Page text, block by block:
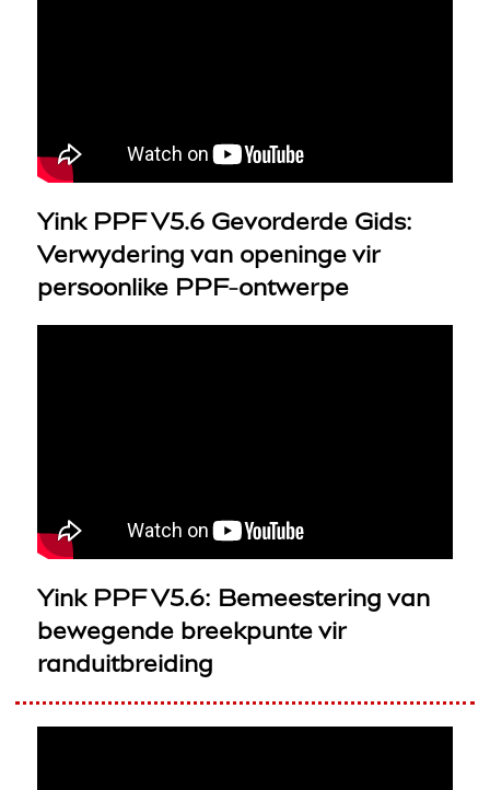
Yink PPF V5.6 Gevorderde Gids:
Verwydering van openinge vir
persoonlike PPF-ontwerpe
Yink PPF V5.6: Bemeestering van
bewegende breekpunte vir
randuitbreiding